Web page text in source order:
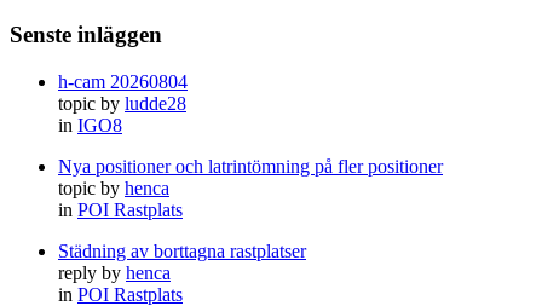
Senste inläggen
h-cam 20260804
topic by ludde28
in IGO8
Nya positioner och latrintömning på fler positioner
topic by henca
in POI Rastplats
Städning av borttagna rastplatser
reply by henca
in POI Rastplats